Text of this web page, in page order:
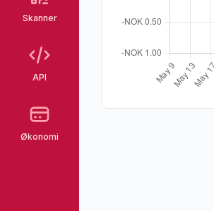
Skanner
API
Økonomi